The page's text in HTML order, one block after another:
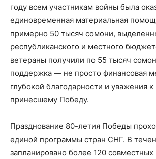
году всем участникам войны была
единовременная материальная
примерно 50 тысяч сомони,
республиканского и местного
ветераны получили по 55 тысяч
поддержка — не просто финансовая
глубокой благодарности и уважения
принесшему Победу.
Празднование 80-летия Победы
единой программы стран СНГ. В
запланировано более 120